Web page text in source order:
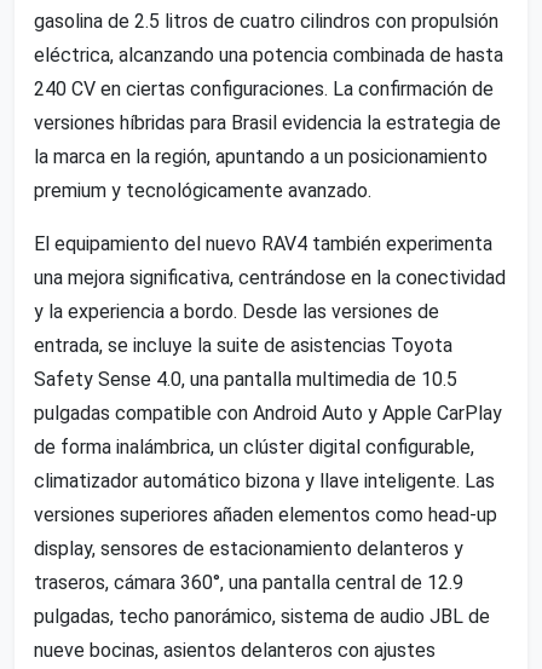
gasolina de 2.5 litros de cuatro cilindros con propulsión
eléctrica, alcanzando una potencia combinada de hasta
240 CV en ciertas configuraciones. La confirmación de
versiones híbridas para Brasil evidencia la estrategia de
la marca en la región, apuntando a un posicionamiento
premium y tecnológicamente avanzado.
El equipamiento del nuevo RAV4 también experimenta
una mejora significativa, centrándose en la conectividad
y la experiencia a bordo. Desde las versiones de
entrada, se incluye la suite de asistencias Toyota
Safety Sense 4.0, una pantalla multimedia de 10.5
pulgadas compatible con Android Auto y Apple CarPlay
de forma inalámbrica, un clúster digital configurable,
climatizador automático bizona y llave inteligente. Las
versiones superiores añaden elementos como head-up
display, sensores de estacionamiento delanteros y
traseros, cámara 360°, una pantalla central de 12.9
pulgadas, techo panorámico, sistema de audio JBL de
nueve bocinas, asientos delanteros con ajustes